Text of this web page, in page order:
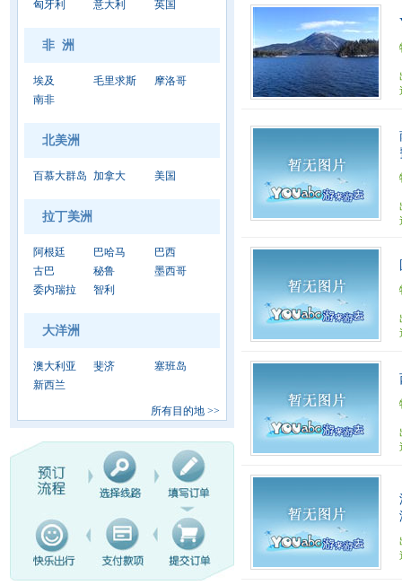
匈牙利
意大利 英国
非 洲
埃及 毛里求斯
摩洛哥
南非
北美洲
百慕大群岛 加拿大 美国
拉丁美洲
阿根廷 巴哈马
巴西
古巴
秘鲁
墨西哥
委内瑞拉
智利
大洋洲
澳大利亚 斐济
塞班岛
新西兰
所有目的地 >>